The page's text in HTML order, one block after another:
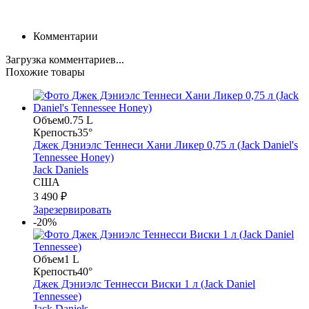
Комментарии
Загрузка комментариев...
Похожие товары
Объем0.75 L
Крепость35°
Джек Дэниэлс Теннеси Хани Ликер 0,75 л (Jack Daniel's
Tennessee Honey)
Jack Daniels
США
3 490 ₽
Зарезервировать
-20%
Объем1 L
Крепость40°
Джек Дэниэлс Теннесси Виски 1 л (Jack Daniel
Tennessee)